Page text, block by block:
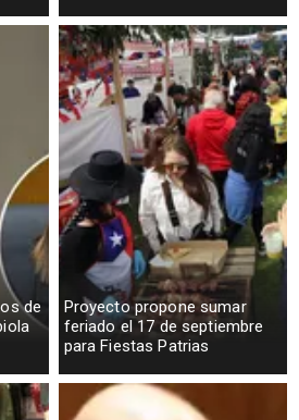
de
Proyecto propone sumar
feriado el 17 de septiembre
para Fiestas Patrias